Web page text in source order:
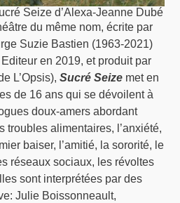
Seize d’Alexa-Jeanne Dubé
du même nom, écrite par
Suzie Bastien (1963-2021)
en 2019, et produit par
L’Opsis),Sucré Seize met en
de 16 ans qui se dévoilent à
doux-amers abordant
troubles alimentaires, l’anxiété,
baiser, l’amitié, la sororité, le
réseaux sociaux, les révoltes
sont interprétées par des
Julie Boissonneault,